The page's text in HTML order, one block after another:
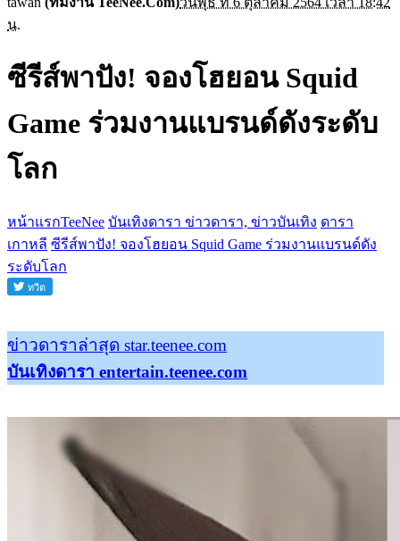
น.
ซีรีส์พาปัง! จองโฮยอน Squid
Game ร่วมงานแบรนด์ดังระดับ
โลก
หน้าแรกTeeNee บันเทิงดารา ข่าวดารา, ข่าวบันเทิง ดารา
เกาหลี ซีรีส์พาปัง! จองโฮยอน Squid Game ร่วมงานแบรนด์ดัง
ระดับโลก
ข่าวดาราล่าสุด star.teenee.com
บันเทิงดารา entertain.teenee.com